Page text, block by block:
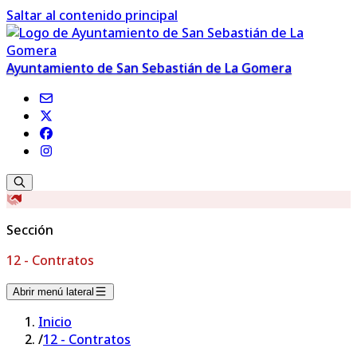
Saltar al contenido principal
Ayuntamiento de San Sebastián de La Gomera
Sección
12 - Contratos
Abrir menú lateral
Inicio
/12 - Contratos